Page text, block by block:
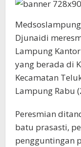
Djunaidi
Lampung
yang berada di
Kecamatan
Lampung Rabu
Peresmian
batu prasasti,
pengguntingan